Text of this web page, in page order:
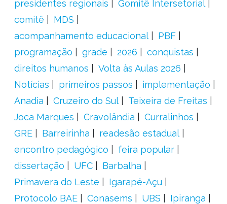
presidentes regionais
Gomitê Intersetorial
comitê
MDS
acompanhamento educacional
PBF
programação
grade 2026
conquistas
direitos humanos
Volta às Aulas 2026
Notícias
primeiros passos
implementação
Anadia
Cruzeiro do Sul
Teixeira de Freitas
Joca Marques
Cravolândia
Curralinhos
GRE
Barreirinha
readesão estadual
encontro pedagógico
feira popular
dissertação
UFC
Barbalha
Primavera do Leste
Igarapé-Açu
Protocolo BAE
Conasems UBS
Ipiranga